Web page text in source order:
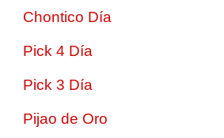
Chontico Día
Pick 4 Día
Pick 3 Día
Pijao de Oro